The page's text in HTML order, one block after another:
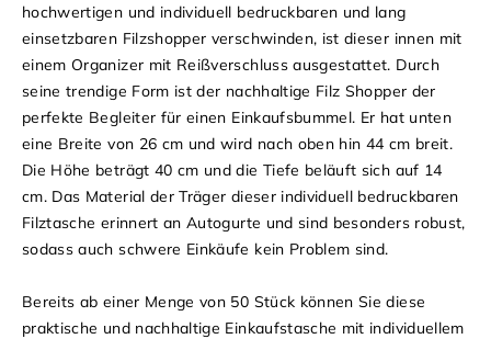
hochwertigen und individuell bedruckbaren und lang
einsetzbaren Filzshopper verschwinden, ist dieser innen mit
einem Organizer mit Reißverschluss ausgestattet. Durch
seine trendige Form ist der nachhaltige Filz Shopper der
perfekte Begleiter für einen Einkaufsbummel. Er hat unten
eine Breite von 26 cm und wird nach oben hin 44 cm breit.
Die Höhe beträgt 40 cm und die Tiefe beläuft sich auf 14
cm. Das Material der Träger dieser individuell bedruckbaren
Filztasche erinnert an Autogurte und sind besonders robust,
sodass auch schwere Einkäufe kein Problem sind.
Bereits ab einer Menge von 50 Stück können Sie diese
praktische und nachhaltige Einkaufstasche mit individuellem